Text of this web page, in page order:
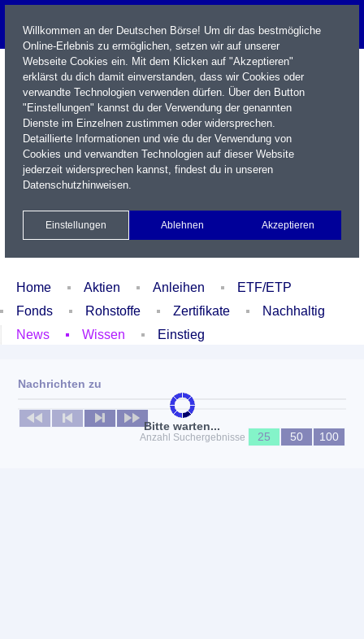
Name / WKN / ISIN / Kürzel
Xetra Realtime
Watchlist Portfolio Login
Home Aktien Anleihen
ETF/ETP
Fonds
Rohstoffe Zertifikate
Nachhaltig
News
Wissen Einstieg
Bitte warten...
Nachrichten zu
Keine News verfügbar
Anzahl Suchergebnisse
25 50 100
Willkommen an der Deutschen Börse! Um dir das bestmögliche
Online-Erlebnis zu ermöglichen, setzen wir auf unserer
Webseite Cookies ein. Mit dem Klicken auf "Akzeptieren"
erklärst du dich damit einverstanden, dass wir Cookies oder
verwandte Technologien verwenden dürfen. Über den Button
"Einstellungen" kannst du der Verwendung der genannten
Dienste im Einzelnen zustimmen oder widersprechen.
Detaillierte Informationen und wie du der Verwendung von
Cookies und verwandten Technologien auf dieser Website
jederzeit widersprechen kannst, findest du in unseren
Datenschutzhinweisen.
Einstellungen Ablehnen Akzeptieren